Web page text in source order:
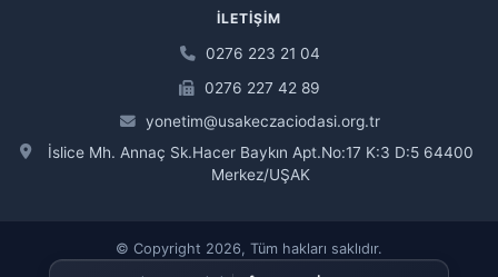
İLETIŞIM
0276 223 21 04
0276 227 42 89
yonetim@usakeczaciodasi.org.tr
İslice Mh. Annaç Sk.Hacer Baykın Apt.No:17 K:3 D:5 64400
Merkez/UŞAK
© Copyright 2026, Tüm hakları saklıdır.